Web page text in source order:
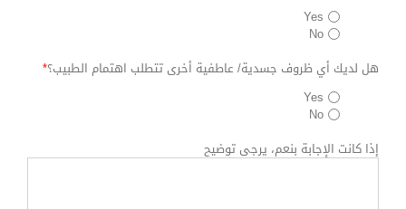
Yes
No
هل لديك أي ظروف جسدية/ عاطفية أخرى تتطلب اهتمام الطبيب؟*
Yes
No
إذا كانت الإجابة بنعم، يرجى توضيح